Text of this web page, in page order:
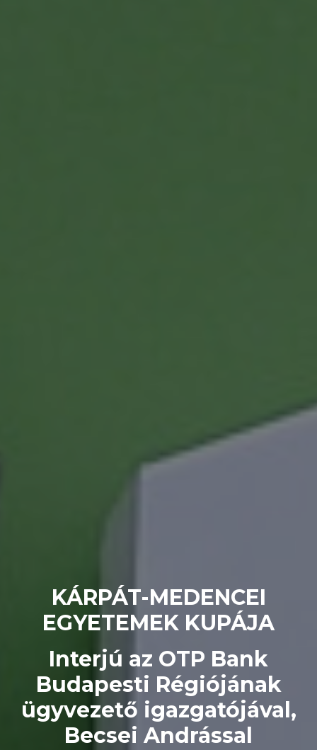
KÁRPÁT-MEDENCEI
EGYETEMEK KUPÁJA
Interjú az OTP Bank
Budapesti Régiójának
ügyvezető igazgatójával,
Becsei Andrással